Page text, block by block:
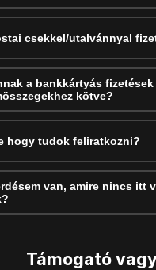
csekkel/utalvánnyal
a bankkártyás fizetések
kötve?
hogy tudok feliratkozni?
van, amire nincs itt
Támogató